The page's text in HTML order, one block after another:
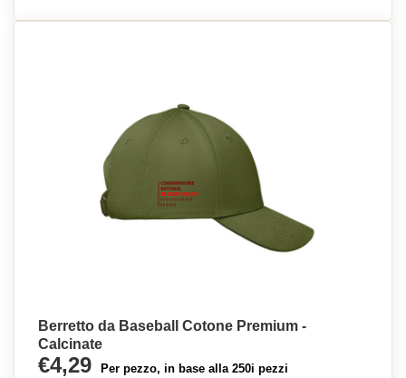
Berretto da Baseball Cotone Premium -
Calcinate
€4,29 Per pezzo, in base alla 250i pezzi